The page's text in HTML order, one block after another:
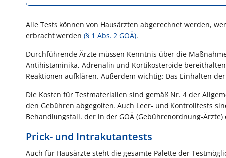
Alle Tests können von Hausärzten abgerechnet werden,
erbracht werden (§ 1 Abs. 2 GOÄ).
Durchführende Ärzte müssen Kenntnis über die
Antihistaminika, Adrenalin und Kortikosteroide
Reaktionen aufklären. Außerdem wichtig: Das Einhalten
Die Kosten für Testmaterialien sind gemäß Nr. 4 der
den Gebühren abgegolten. Auch Leer- und Kontrolltests
Behandlungsfall, der in der GOÄ (Gebührenordnung-
Prick- und Intrakutantests
Auch für Hausärzte steht die gesamte Palette der